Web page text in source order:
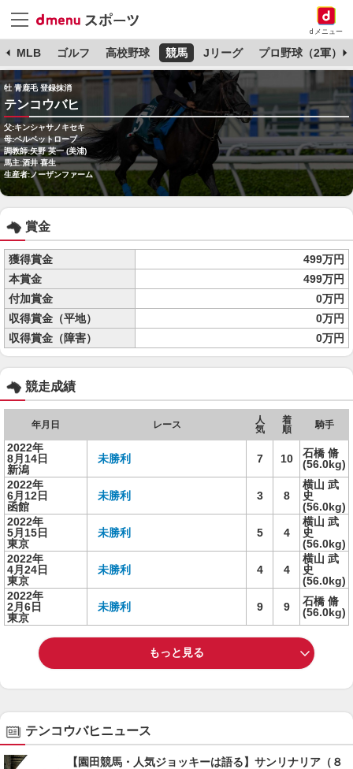
dメニュー
MLB ゴルフ 高校野球 競馬 Jリーグ プロ野球（2軍）
牡 青鹿毛 登録抹消
テンコウバヒ
父:キンシャサノキセキ
母:ベルベットローブ
調教師:矢野 英一 (美浦)
馬主:酒井 喜生
生産者:ノーザンファーム
賞金
獲得賞金
499万円
本賞金
499万円
付加賞金
0万円
収得賞金（平地）
0万円
収得賞金（障害）
0万円
競走成績
年月日 レース
人
気
着
順
騎手
2022年
8月14日
新潟
未勝利 7 10
石橋 脩
(56.0kg)
2022年
6月12日
函館
未勝利 3 8
横山 武
史
(56.0kg)
2022年
5月15日
東京
未勝利 5 4
横山 武
史
(56.0kg)
2022年
4月24日
東京
未勝利 4 4
横山 武
史
(56.0kg)
2022年
2月6日
東京
未勝利 9 9
石橋 脩
(56.0kg)
もっと見る
テンコウバヒニュース
【園田競馬・人気ジョッキーは語る】サンリナリア（８